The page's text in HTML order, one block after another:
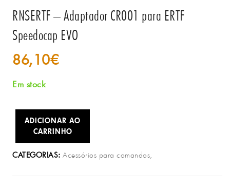
RNSERTF – Adaptador CR001 para ERTF
Speedocap EVO
86,10€
Em stock
ADICIONAR AO
CARRINHO
CATEGORIAS: Acessórios para comandos,